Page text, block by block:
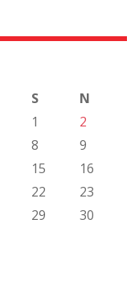
S
N
1
2
8
9
15
16
22
23
29
30